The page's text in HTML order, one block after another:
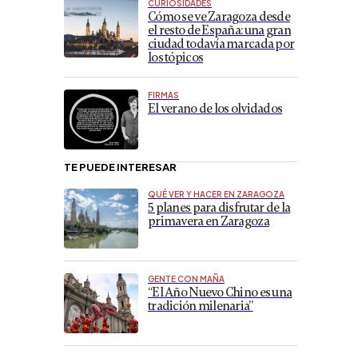
CURIOSIDADES
Cómo se ve Zaragoza desde
el resto de España: una gran
ciudad todavía marcada por
los tópicos
FIRMAS
El verano de los olvidados
TE PUEDE INTERESAR
QUÉ VER Y HACER EN ZARAGOZA
5 planes para disfrutar de la
primavera en Zaragoza
GENTE CON MAÑA
“El Año Nuevo Chino es una
tradición milenaria”